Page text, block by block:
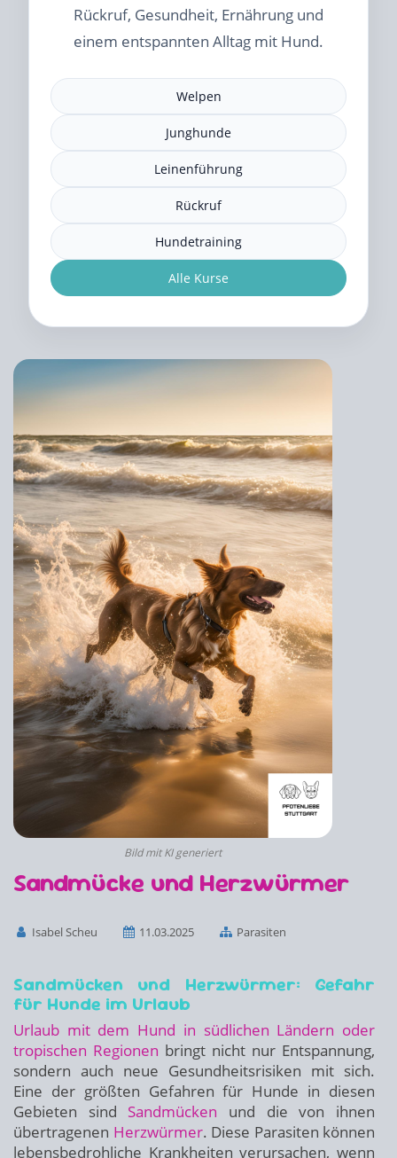
Rückruf, Gesundheit, Ernährung und
einem entspannten Alltag mit Hund.
Welpen
Junghunde
Leinenführung
Rückruf
Hundetraining
Alle Kurse
Bild mit KI generiert
Sandmücke und Herzwürmer
Isabel Scheu 11.03.2025 Parasiten
Sandmücken und Herzwürmer: Gefahr
für Hunde im Urlaub
Urlaub mit dem Hund in südlichen Ländern oder
tropischen Regionen bringt nicht nur Entspannung,
sondern auch neue Gesundheitsrisiken mit sich.
Eine der größten Gefahren für Hunde in diesen
Gebieten sind Sandmücken und die von ihnen
übertragenen Herzwürmer. Diese Parasiten können
lebensbedrohliche Krankheiten verursachen, wenn